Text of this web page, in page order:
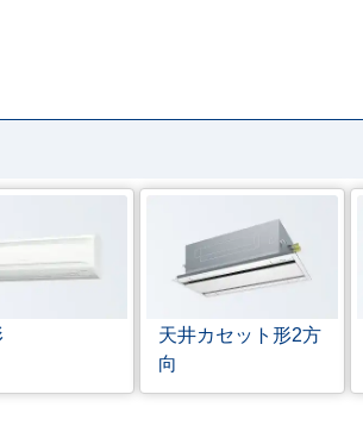
天井カセット形2方
向